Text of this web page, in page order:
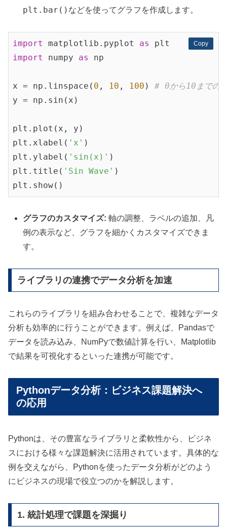
plt.bar() などを使ってグラフを作成します。
Copy
Copy
import matplotlib.pyplot as
import
numpy as np
x = np.linspace( 0 , 10 , 100 ) # 0から10までの
y = np.sin(x)
plt.plot(x, y)
plt.xlabel( 'x' )
plt.ylabel( 'sin(x)' )
plt.title( 'Sin Wave' )
グラフのカスタマイズ: 軸の調整、ラベルの追加、凡
例の表示など、グラフを細かくカスタマイズできま
す。
ライブラリの連携でデータ分析を加速
これらのライブラリを組み合わせることで、複雑なデータ
分析も効率的に行うことができます。例えば、Pandasで
データを読み込み、NumPyで数値計算を行い、Matplotlib
で結果を可視化するといった連携が可能です。
Pythonデータ分析：ビジネス課題解決へ
の応用
Pythonは、その豊富なライブラリと柔軟性から、ビジネ
スにおける様々な課題解決に活用されています。具体的な
例を交えながら、Pythonを使ったデータ分析がどのよう
にビジネスの現場で役立つのかを解説します。
1. 統計処理で課題を深掘り